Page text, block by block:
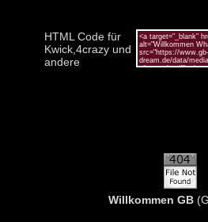
HTML Code für
Kwick,4crazy und
andere
Willkommen GB